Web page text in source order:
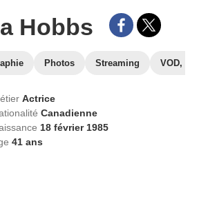
Hobbs
Photos Streaming VOD,
Actrice
Canadienne
18 février 1985
41 ans